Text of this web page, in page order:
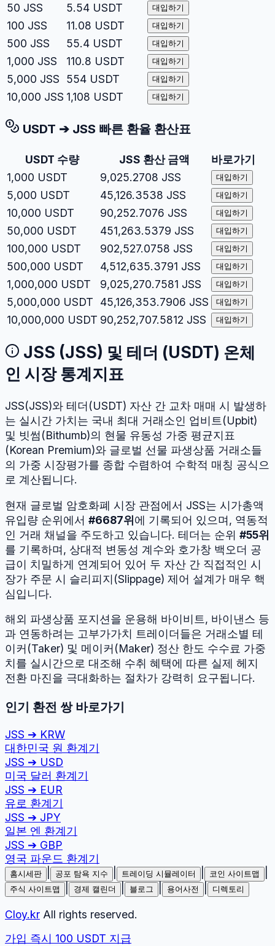
50 JSS 5.54 USDT 대입하기
100 JSS 11.08 USDT 대입하기
500 JSS 55.4 USDT 대입하기
1,000 JSS 110.8 USDT 대입하기
5,000 JSS 554 USDT 대입하기
10,000 JSS 1,108 USDT 대입하기
USDT ➔ JSS 빠른 환율 환산표
USDT 수량 JSS 환산 금액
바로가기
1,000 USDT 9,025.2708 JSS 대입하기
5,000 USDT 45,126.3538 JSS 대입하기
10,000 USDT 90,252.7076 JSS 대입하기
50,000 USDT 451,263.5379 JSS 대입하기
100,000 USDT 902,527.0758 JSS 대입하기
500,000 USDT 4,512,635.3791 JSS 대입하기
1,000,000 USDT 9,025,270.7581 JSS 대입하기
5,000,000 USDT 45,126,353.7906 JSS 대입하기
10,000,000 USDT 90,252,707.5812 JSS 대입하기
JSS (JSS) 및 테더 (USDT) 온체
인 시장 통계지표
JSS(JSS)와 테더 (USDT) 자산 간 교차 매매 시 발생하
는 실시간 가치는 국내 최대 거래소인 업비트(Upbit)
및 빗썸(Bithumb)의 현물 유동성 가중 평균지표
(Korean Premium)와 글로벌 선물 파생상품 거래소들
의 가중 시장평가를 종합 수렴하여 수학적 매칭 공식으
로 계산됩니다.
현재 글로벌 암호화폐 시장 관점에서 JSS는 시가총액
유입량 순위에서 #6687위에 기록되어 있으며, 역동적
인 거래 채널을 주도하고 있습니다. 테더는 순위 #55위
를 기록하며, 상대적 변동성 계수와 호가창 백오더 공
급이 치밀하게 연계되어 있어 두 자산 간 직접적인 시
장가 주문 시 슬리피지(Slippage) 제어 설계가 매우 핵
심입니다.
해외 파생상품 포지션을 운용해 바이비트, 바이낸스 등
과 연동하려는 고부가가치 트레이더들은 거래소별 테
이커(Taker) 및 메이커(Maker) 정산 한도 수수료 가중
치를 실시간으로 대조해 수취 혜택에 따른 실제 헤지
전환 마진을 극대화하는 절차가 강력히 요구됩니다.
인기 환전 쌍 바로가기
JSS ➔ KRW
대한민국 원 환계기
JSS ➔ USD
미국 달러 환계기
JSS ➔ EUR
유로 환계기
JSS ➔ JPY
일본 엔 환계기
JSS ➔ GBP
영국 파운드 환계기
홈시세판 공포 탐욕 지수 트레이딩 시뮬레이터 코인 사이트맵
주식 사이트맵 경제 캘린더 블로그 용어사전 디렉토리
Cloy.kr All rights reserved.
가입 즉시 100 USDT 지급